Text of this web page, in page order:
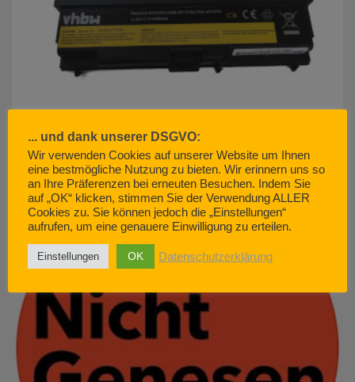
akku500.de (EMCOM GmbH) – so geht Kundenservice. Nicht.
JUNI 29, 2022
... und dank unserer DSGVO:
Wir verwenden Cookies auf unserer Website um Ihnen
eine bestmögliche Nutzung zu bieten. Wir erinnern uns so
an Ihre Präferenzen bei erneuten Besuchen. Indem Sie
auf „OK“ klicken, stimmen Sie der Verwendung ALLER
Cookies zu. Sie können jedoch die „Einstellungen“
aufrufen, um eine genauere Einwilligung zu erteilen.
Einstellungen OK Datenschutzerklärung